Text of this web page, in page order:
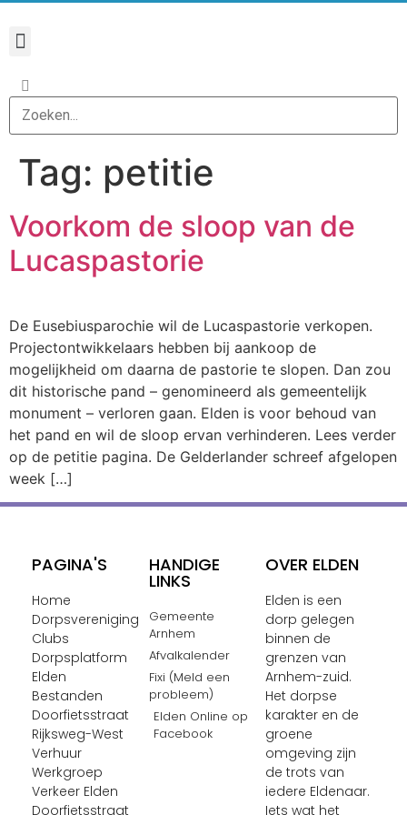
Tag: petitie
Voorkom de sloop van de
Lucaspastorie
De Eusebiusparochie wil de Lucaspastorie verkopen.
Projectontwikkelaars hebben bij aankoop de
mogelijkheid om daarna de pastorie te slopen. Dan zou
dit historische pand – genomineerd als gemeentelijk
monument – verloren gaan. Elden is voor behoud van
het pand en wil de sloop ervan verhinderen. Lees verder
op de petitie pagina. De Gelderlander schreef afgelopen
week […]
PAGINA'S
Home
Dorpsvereniging
Clubs
Dorpsplatform
Elden
Bestanden
Doorfietsstraat
Rijksweg-West
Verhuur
Werkgroep
Verkeer Elden
Doorfietsstraat
HANDIGE
LINKS
Gemeente
Arnhem
Afvalkalender
Fixi (Meld een
probleem)
Elden Online op
Facebook
OVER ELDEN
Elden is een
dorp gelegen
binnen de
grenzen van
Arnhem-zuid.
Het dorpse
karakter en de
groene
omgeving zijn
de trots van
iedere Eldenaar.
Iets wat het